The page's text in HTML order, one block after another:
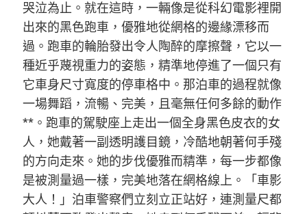
哭泣為止。就在這時，一輛像是從科幻電影裡開
出來的黑色跑車，優雅地從網格的邊緣漂移而
過。跑車的輪胎發出令人陶醉的摩擦聲，它以一
種近乎蔑視重力的姿態，精準地停進了一個只有
它車身尺寸寬度的停車格中。那泊車的過程就像
一場舞蹈，流暢、完美，且毫無任何多餘的動作
**。跑車的駕駛座上走出一個全身黑色皮衣的女
人，她戴著一副透明護目鏡，冷酷地朝著何手殘
的方向走來。她的步伐優雅而精準，每一步都像
是被測量過一樣，完美地落在網格線上。「車影
大人！」泊車警察們立刻立正站好，連測量尺都